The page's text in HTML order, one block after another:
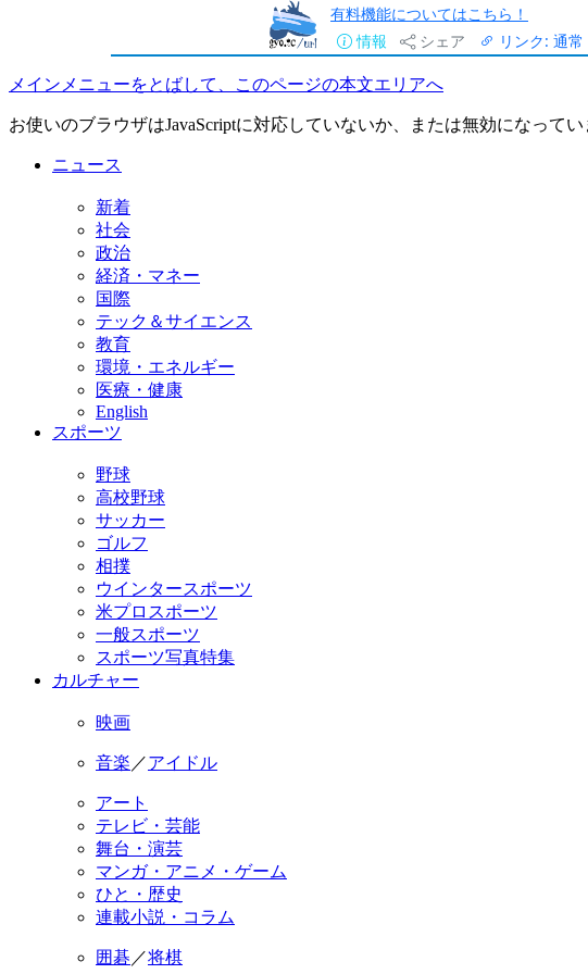
有料機能についてはこちら！
情報
シェア リンク: 通常